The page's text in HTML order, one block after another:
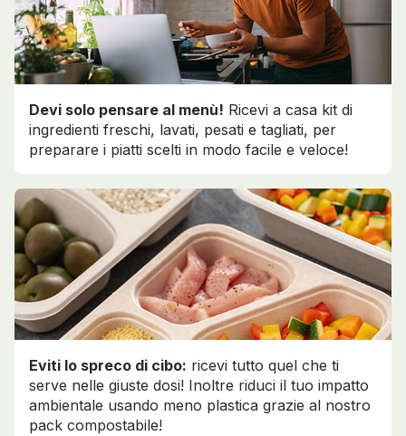
Devi solo pensare al menù! Ricevi a casa kit di
ingredienti freschi, lavati, pesati e tagliati, per
preparare i piatti scelti in modo facile e veloce!
Eviti lo spreco di cibo: ricevi tutto quel che ti
serve nelle giuste dosi! Inoltre riduci il tuo impatto
ambientale usando meno plastica grazie al nostro
pack compostabile!